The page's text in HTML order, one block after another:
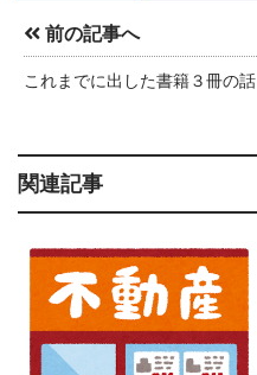
前の記事へ
これまでに出した書籍３冊の話
関連記事